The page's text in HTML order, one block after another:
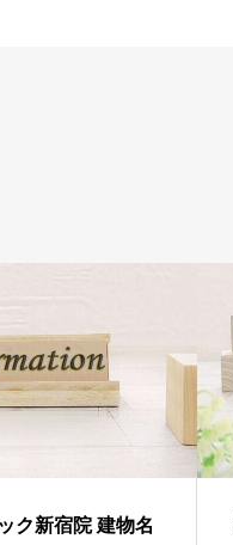
ク新宿院 建物名